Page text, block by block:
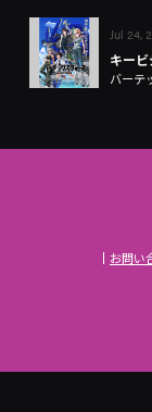
Jul 24,
キービ
バーテ
お問い